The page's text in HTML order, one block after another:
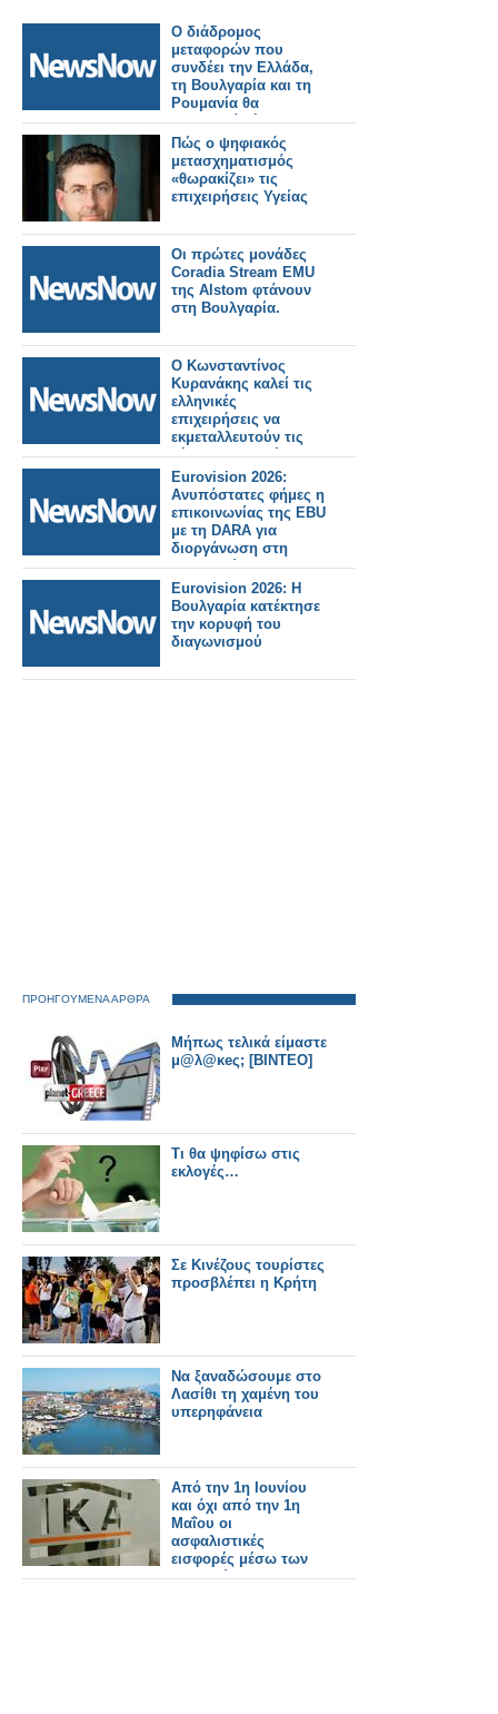
Ο διάδρομος
μεταφορών που
συνδέει την Ελλάδα,
τη Βουλγαρία και τη
Ρουμανία θα
επεκταθεί μέχρι την
Ουκρανία.
Πώς ο ψηφιακός
μετασχηματισμός
«θωρακίζει» τις
επιχειρήσεις Υγείας
Οι πρώτες μονάδες
Coradia Stream EMU
της Alstom φτάνουν
στη Βουλγαρία.
Ο Κωνσταντίνος
Κυρανάκης καλεί τις
ελληνικές
επιχειρήσεις να
εκμεταλλευτούν τις
νέες προοπτικές και
να
δραστηριοποιηθούν
στην κατασκευή
τροχαίου υλικού στη
χώρα.
Eurovision 2026:
Ανυπόστατες φήμες η
επικοινωνίας της EBU
με τη DARA για
διοργάνωση στη
Βουλγαρία...
Eurovision 2026: Η
Βουλγαρία κατέκτησε
την κορυφή του
διαγωνισμού
ΠΡΟΗΓΟΥΜΕΝΑ ΑΡΘΡΑ
Μήπως τελικά είμαστε
μ@λ@κeς; [ΒΙΝΤΕΟ]
Τι θα ψηφίσω στις
εκλογές…
Σε Κινέζους τουρίστες
προσβλέπει η Κρήτη
Να ξαναδώσουμε στο
Λασίθι τη χαμένη του
υπερηφάνεια
Από την 1η Ιουνίου
και όχι από την 1η
Μαΐου οι
ασφαλιστικές
εισφορές μέσω των
τραπεζών